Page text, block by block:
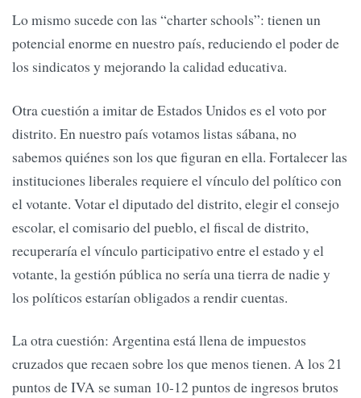
Lo mismo sucede con las “charter schools”: tienen un
potencial enorme en nuestro país, reduciendo el poder de
los sindicatos y mejorando la calidad educativa.
Otra cuestión a imitar de Estados Unidos es el voto por
distrito. En nuestro país votamos listas sábana, no
sabemos quiénes son los que figuran en ella. Fortalecer las
instituciones liberales requiere el vínculo del político con
el votante. Votar el diputado del distrito, elegir el consejo
escolar, el comisario del pueblo, el fiscal de distrito,
recuperaría el vínculo participativo entre el estado y el
votante, la gestión pública no sería una tierra de nadie y
los políticos estarían obligados a rendir cuentas.
La otra cuestión: Argentina está llena de impuestos
cruzados que recaen sobre los que menos tienen. A los 21
puntos de IVA se suman 10-12 puntos de ingresos brutos